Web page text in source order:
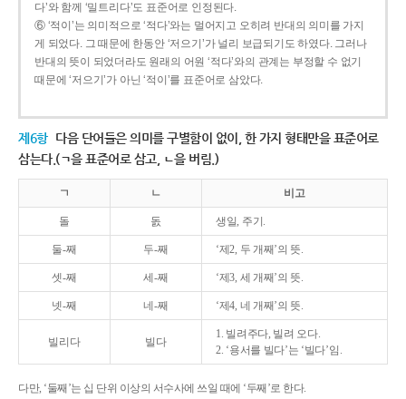
다’와 함께 ‘밀트리다’도 표준어로 인정된다.
⑥ ‘적이’는 의미적으로 ‘적다’와는 멀어지고 오히려 반대의 의미를 가지
게 되었다. 그 때문에 한동안 ‘저으기’가 널리 보급되기도 하였다. 그러나
반대의 뜻이 되었더라도 원래의 어원 ‘적다’와의 관계는 부정할 수 없기
때문에 ‘저으기’가 아닌 ‘적이’를 표준어로 삼았다.
제6항 다음 단어들은 의미를 구별함이 없이, 한 가지 형태만을 표준어로
삼는다.(ㄱ을 표준어로 삼고, ㄴ을 버림.)
ㄱ ㄴ 비고
돌 돐 생일, 주기.
둘-째 두-째 ‘제2, 두 개째’의 뜻.
셋-째 세-째 ‘제3, 세 개째’의 뜻.
넷-째 네-째 ‘제4, 네 개째’의 뜻.
빌리다 빌다
1. 빌려주다, 빌려 오다.
2. ‘용서를 빌다’는 ‘빌다’임.
다만, ‘둘째’는 십 단위 이상의 서수사에 쓰일 때에 ‘두째’로 한다.